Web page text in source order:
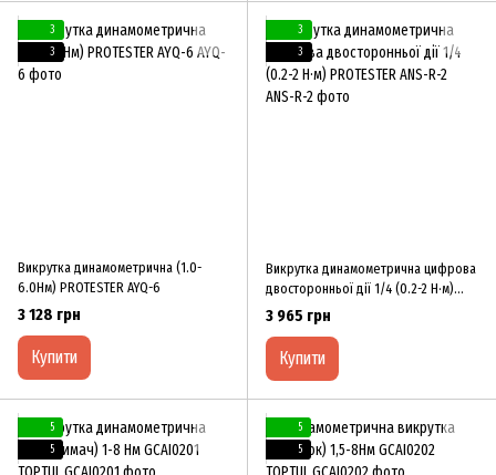
3
3
Викрутка динамометрична (1.0-
6.0Нм) PROTESTER AYQ-6
3 128 грн
Купити
3
3
Викрутка динамометрична цифрова
двосторонньої дії 1/4 (0.2-2 Н·м)
PROTESTER ANS-R-2
3 965 грн
Купити
5
5
5
5